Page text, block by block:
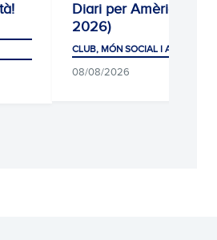
Diari per Amèrica
2026)
CLUB, MÓN SOCIAL I AFICIÓ
08/08/2026